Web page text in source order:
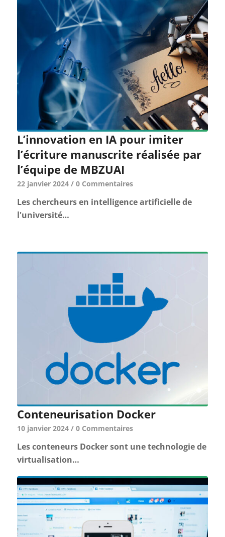
L’innovation en IA pour imiter
l’écriture manuscrite réalisée par
l’équipe de MBZUAI
22 janvier 2024 / 0 Commentaires
Les chercheurs en intelligence artificielle de
l'université…
Conteneurisation Docker
10 janvier 2024 / 0 Commentaires
Les conteneurs Docker sont une technologie de
virtualisation…